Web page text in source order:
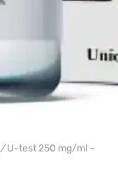
/U-test 250 mg/ml –